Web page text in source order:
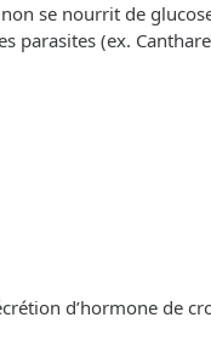
se nourrit de
parasites (ex.
d’hormone de